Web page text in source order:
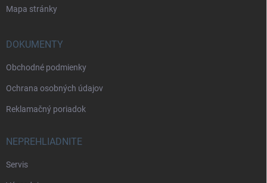
Mapa stránky
DOKUMENTY
Obchodné podmienky
Ochrana osobných údajov
Reklamačný poriadok
NEPREHLIADNITE
Servis